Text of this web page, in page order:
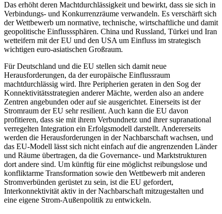
Das erhöht deren Machtdurchlässigkeit und bewirkt, dass sie sich in
Verbindungs- und Konkurrenzräume verwandeln. Es verschärft sich
der Wettbewerb um normative, tech­nische, wirtschaftliche und damit
geopolitische Ein­flusssphären. China und Russland, Türkei und Iran
wetteifern mit der EU und den USA um Einfluss im strategisch
wichtigen euro-asiatischen Großraum.
Für Deutschland und die EU stellen sich damit neue
Herausforderungen, da der europäische Einflussraum
machtdurchlässig wird. Ihre Peripherien geraten in den Sog der
Konnektivitätsstrategien anderer Mächte, werden also an andere
Zentren angebunden oder auf sie ausgerichtet. Einerseits ist der
Stromraum der EU sehr resilient. Auch kann die EU davon
profitieren, dass sie mit ihrem Verbundnetz und ihrer supranatio­nal
verregelten Integration ein Erfolgsmodell darstellt. Andererseits
werden die Herausforderungen in der Nachbarschaft wachsen, und
das EU-Modell lässt sich nicht einfach auf die angrenzenden Länder
und Räume übertragen, da die Governance- und Marktstrukturen
dort andere sind. Um künftig für eine möglichst reibungslose und
konfliktarme Transformation sowie den Wettbewerb mit anderen
Stromverbünden gerüs­tet zu sein, ist die EU gefordert,
Interkonnektivität aktiv in der Nachbarschaft mitzugestalten und
eine eigene Strom-Außenpolitik zu entwickeln.